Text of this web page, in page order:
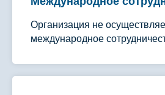
Организация не
международное